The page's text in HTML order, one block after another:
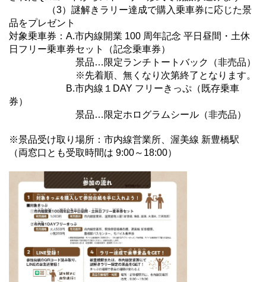
（3）謎解きラリー達成で購入乗車券に応じた景
品をプレゼント
対象乗車券：A.市内線開業 100 周年記念 平日昼間・土休
日フリー乗車券セット（記念乗車券）
景品…限定ランチトートバック（非売品）
※先着順、無くなり次第終了となります。
B.市内線１DAY フリーきっぷ（既存乗車
券）
景品…限定ホログラムシール（非売品）
※景品受け取り場所：市内線営業所、渥美線 新豊橋駅
（両窓口とも受取時間は 9:00～18:00）